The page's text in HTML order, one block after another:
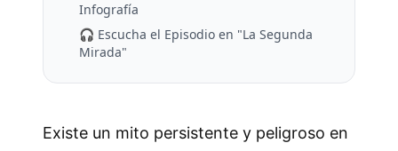
Infografía
🎧 Escucha el Episodio en "La Segunda
Mirada"
Existe un mito persistente y peligroso en